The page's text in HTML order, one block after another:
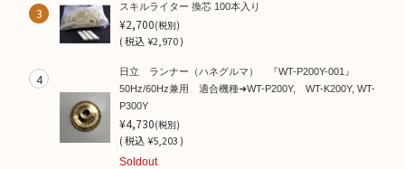
3 スキルライター 換芯 100本入り
¥2,700(税別)
(税込¥2,970 )
4
日立 ランナー（ハネグルマ） 『WT-P200Y-001』
50Hz/60Hz兼用 適合機種➜WT-P200Y, WT-K200Y, WT-
P300Y
¥4,730(税別)
(税込¥5,203 )
Soldout